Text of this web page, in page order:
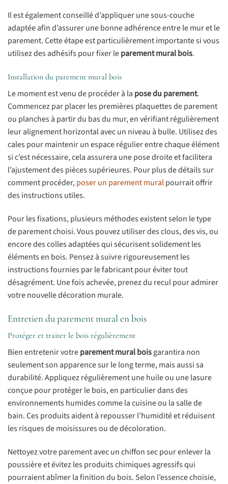
Il est également conseillé d’appliquer une sous-couche
adaptée afin d’assurer une bonne adhérence entre le mur et le
parement. Cette étape est particulièrement importante si vous
utilisez des adhésifs pour fixer leparement mural bois.
Installation du parement mural bois
Le moment est venu de procéder à la pose du parement.
Commencez par placer les premières plaquettes de parement
ou planches à partir du bas du mur, en vérifiant régulièrement
leur alignement horizontal avec un niveau à bulle. Utilisez des
cales pour maintenir un espace régulier entre chaque élément
si c’est nécessaire, cela assurera une pose droite et facilitera
l’ajustement des pièces supérieures. Pour plus de détails sur
comment procéder,poser un parement muralpourrait offrir
des instructions utiles.
Pour les fixations, plusieurs méthodes existent selon le type
de parement choisi. Vous pouvez utiliser des clous, des vis, ou
encore des colles adaptées qui sécurisent solidement les
éléments en bois. Pensez à suivre rigoureusement les
instructions fournies par le fabricant pour éviter tout
désagrément. Une fois achevée, prenez du recul pour admirer
votre nouvelle décoration murale.
Entretien du parement mural en bois
Protéger et traiter le bois régulièrement
Bien entretenir votreparement mural boisgarantira non
seulement son apparence sur le long terme, mais aussi sa
durabilité. Appliquez régulièrement une huile ou une lasure
conçue pour protéger le bois, en particulier dans des
environnements humides comme la cuisine ou la salle de
bain. Ces produits aident à repousser l’humidité et réduisent
les risques de moisissures ou de décoloration.
Nettoyez votre parement avec un chiffon sec pour enlever la
poussière et évitez les produits chimiques agressifs qui
pourraient abîmer la finition du bois. Selon l’essence choisie,